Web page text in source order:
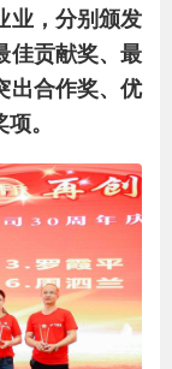
业，分别颁发
佳贡献奖、最
出合作奖、优
。